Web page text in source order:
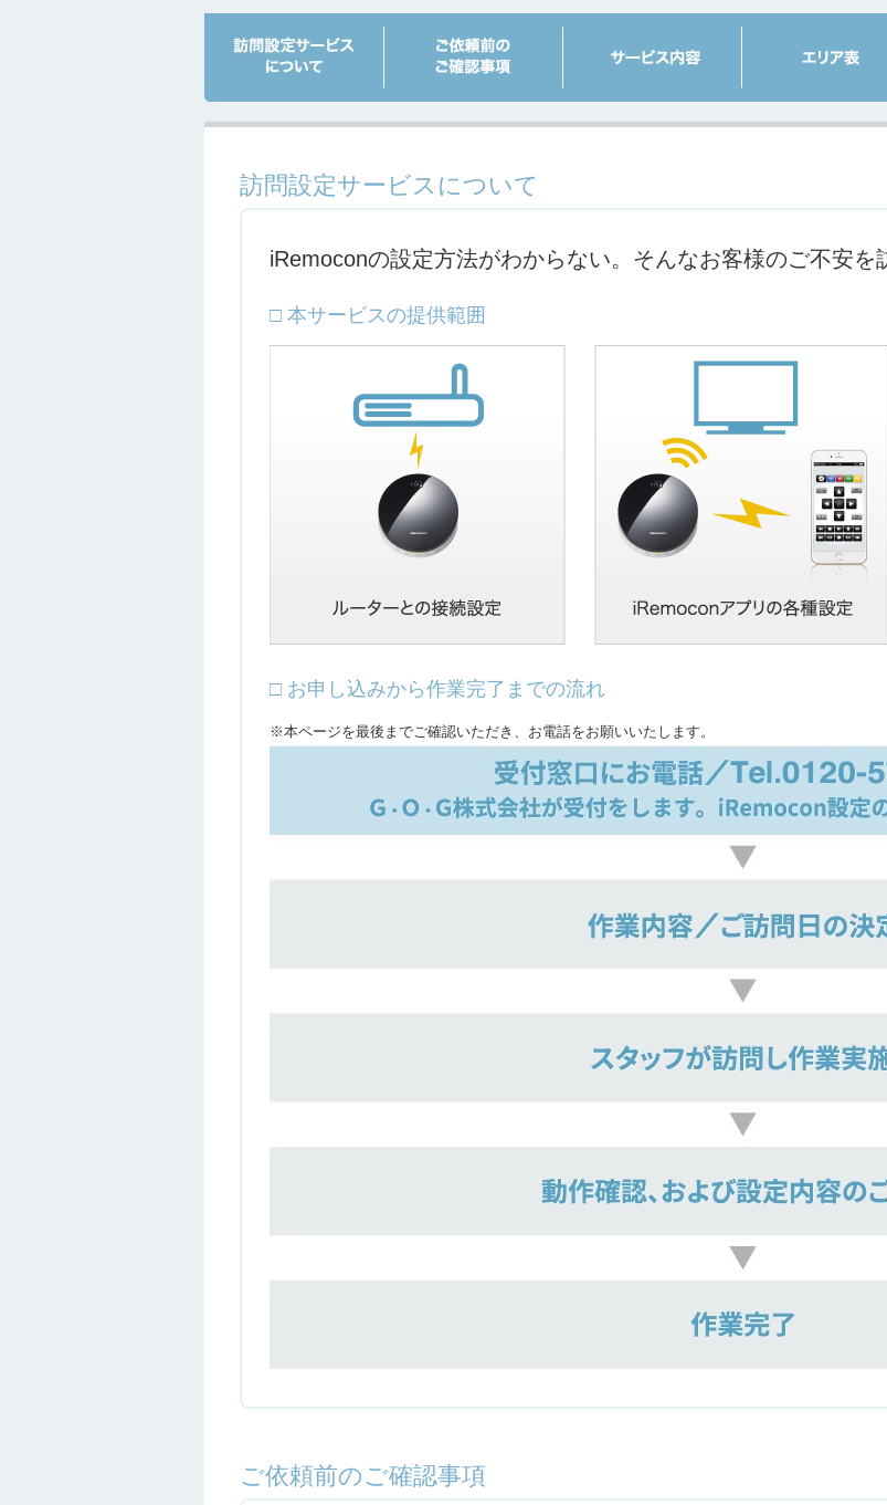
訪問設定サービスについて
iRemoconの設定方法がわからない。そんなお客様のご不安を
□ 本サービスの提供範囲
□ お申し込みから作業完了までの流れ
※本ページを最後までご確認いただき、お電話をお願いいたします。
ご依頼前のご確認事項